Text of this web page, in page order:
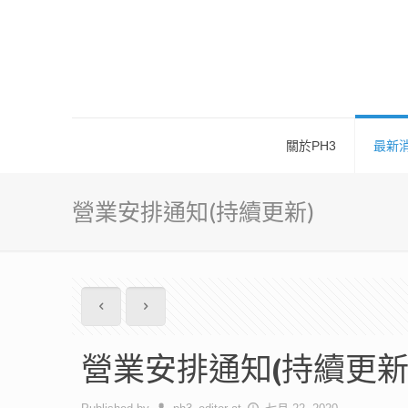
關於PH3 最新
營業安排通知(持續更新)
營業安排通知(持續更